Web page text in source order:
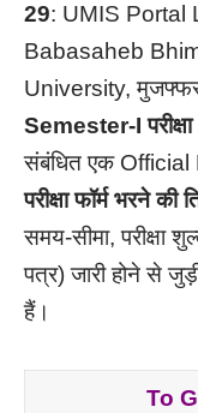
29: UMIS Portal
Babasaheb
University,
Semester-I
संबंधित एक Official
परीक्षा फॉर्म भरने की
समय-सीमा, परीक्षा
पत्र) जारी होने से
हैं।
To